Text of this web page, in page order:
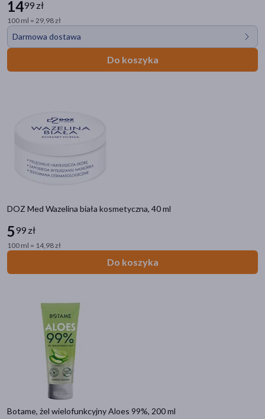
1499 zł
100 ml = 29,98 zł
Darmowa dostawa
Do koszyka
DOZ Med Wazelina biała kosmetyczna, 40 ml
599 zł
100 ml = 14,98 zł
Do koszyka
Botame, żel wielofunkcyjny Aloes 99%, 200 ml